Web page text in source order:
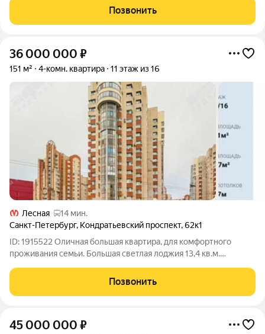
от метро. Окна жилых комнат выходят на сквер и открывают
панорамный вид на
Позвонить
36 000 000 ₽
151 м² 4-комн. квартира 11 этаж из 16
Лесная
14 мин.
Санкт-Петербург, Кондратьевский проспект,62к1
ID: 1915522 Оличная большая квартира, для комфортного
проживания семьи. Большая светлая лоджия 13,4 кв.м.
кирпичный застройщик "Строительный Трест" . С момента
постройки в собственности у одного
Позвонить
45 000 000 ₽